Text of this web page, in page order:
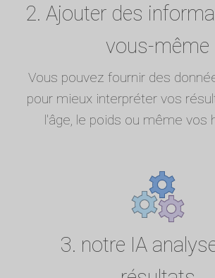
2. Ajouter des
vous-même
Vous pouvez fournir des
pour mieux interpréter vos
l'âge, le poids ou même vos
3. notre IA